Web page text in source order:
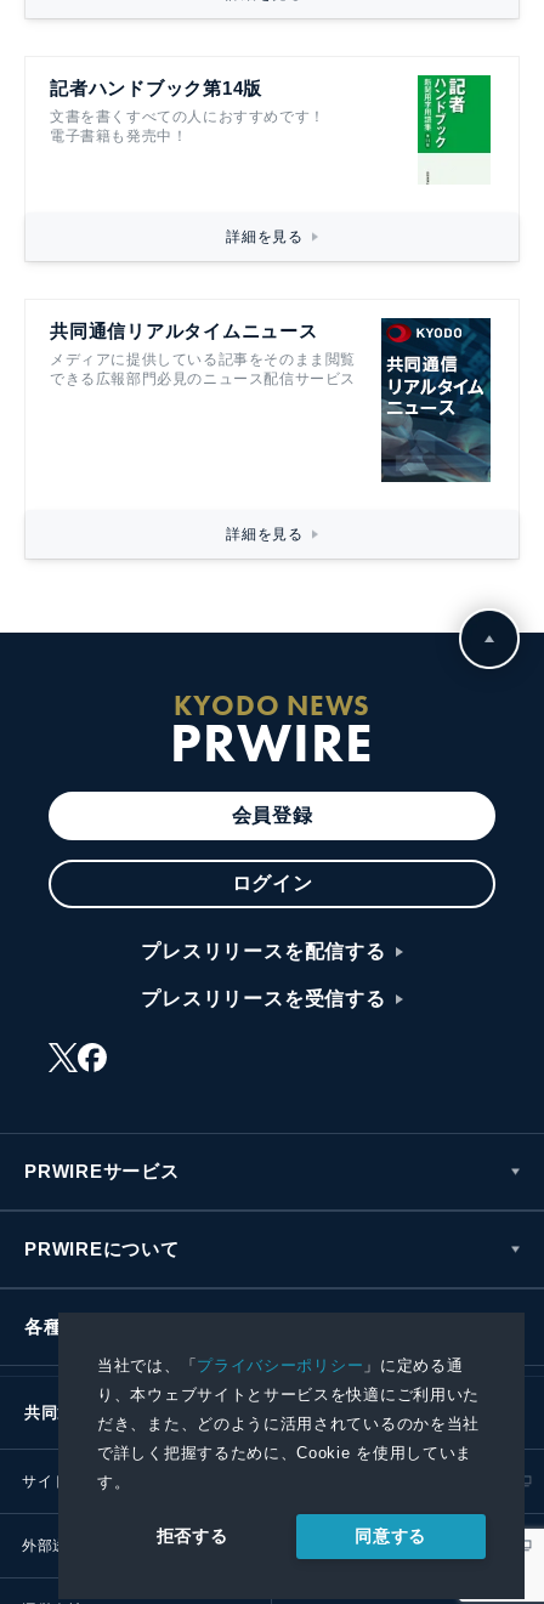
当社では、「プライバシーポリシー 」に定める通
り、本ウェブサイトとサービスを快適にご利用いた
だき、また、どのように活用されているのかを当社
で詳しく把握するために、Cookie を使用していま
す。
拒否する 同意する
記者ハンドブック第14版
文書を書くすべての人におすすめです！
電子書籍も発売中！
詳細を見る
共同通信リアルタイムニュース
メディアに提供している記事をそのまま閲覧
できる広報部門必見のニュース配信サービス
詳細を見る
KYODO NEWS
PRWIRE
会員登録
ログイン
プレスリリースを配信する
プレスリリースを受信する
PRWIREサービス
PRWIREについて
各種お問い合わせ
共同通信社グループ
サイトポリシー
外部送信ポリシー プレスリリース取扱基準